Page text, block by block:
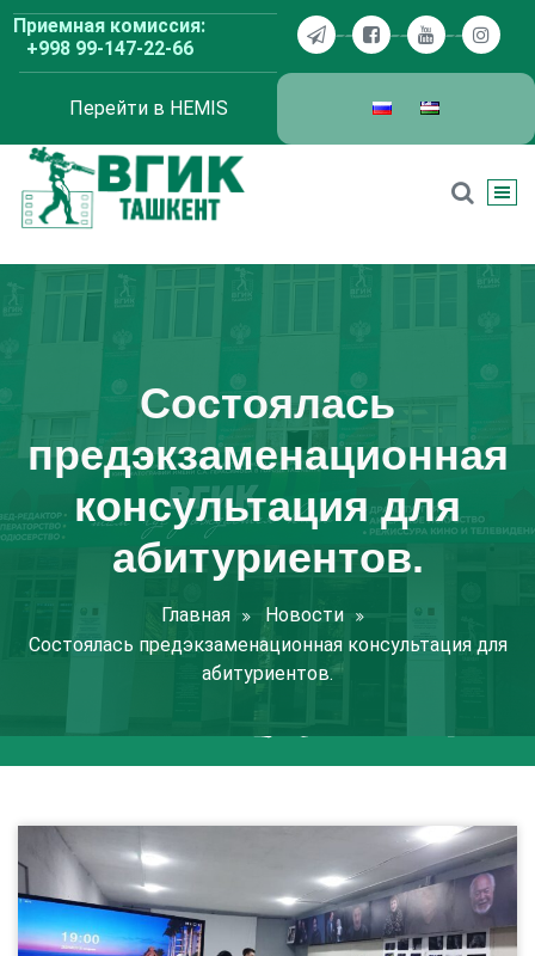
Перейти
содержимому
Приемная комиссия:
+998 99-147-22-66
Перейти в HEMIS
Состоялась
предэкзаменационная
консультация для
абитуриентов.
Главная
Новости
Состоялась предэкзаменационная консультация для
абитуриентов.